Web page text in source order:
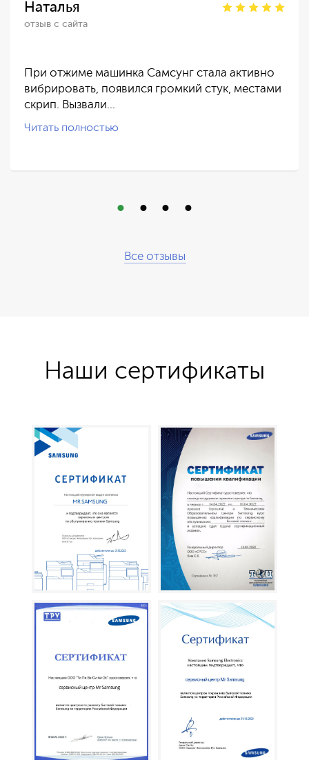
Наталья
отзыв с сайта
При отжиме машинка Самсунг стала активно
вибрировать, появился громкий стук, местами
скрип. Вызвали…
Читать полностью
Все отзывы
Наши сертификаты